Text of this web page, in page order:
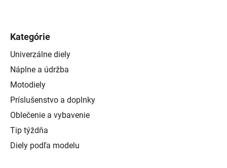
Kategórie
Univerzálne diely
Náplne a údržba
Motodiely
Príslušenstvo a doplnky
Oblečenie a vybavenie
Tip týždňa
Diely podľa modelu